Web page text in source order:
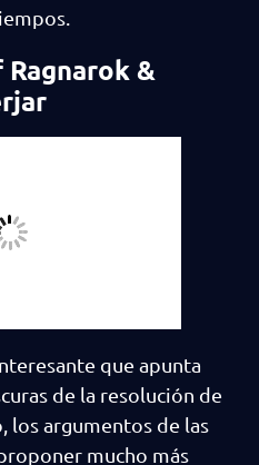
&
que apunta
de la resolución de
los argumentos de las
mucho más